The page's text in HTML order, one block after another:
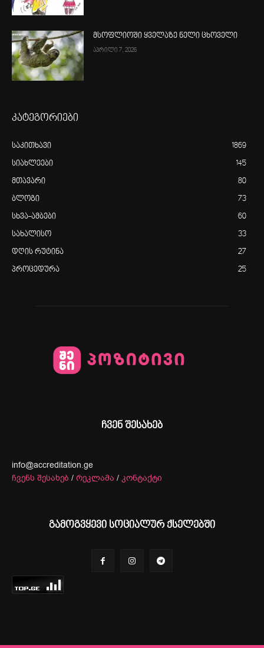
მსოფლიოში ყველაზე ნელი ცხოველი
აპრილი 7, 2026
კატეგორიები
საკითხავი 1869
სიახლეები 145
მთავარი 80
ბლოგი 73
სხვა-ამბები 60
სახალისო 33
დღის რუტინა 27
პროცედურა 25
ჩვენ შესახებ
info@accreditation.ge
ჩვენს შესახებ / რეკლამა / კონტაქტი
გამოგვყევი სოციალურ ქსელებში